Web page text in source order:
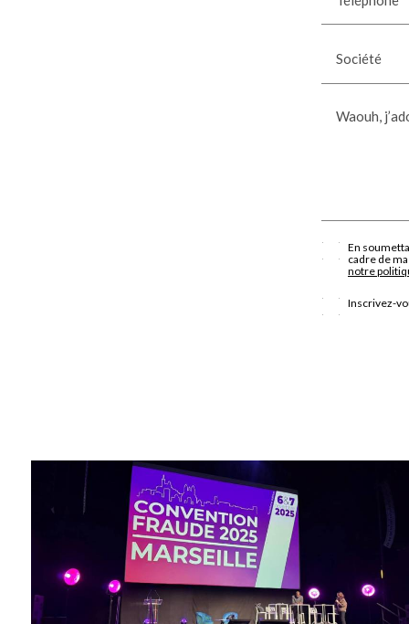
Société
Waouh,
En
cadre de
notre
Inscrivez-